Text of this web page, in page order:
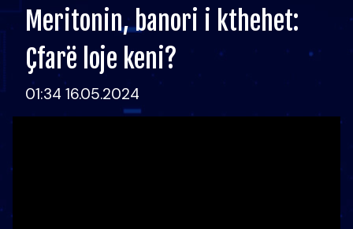
Meritonin, banori i kthehet:
Çfarë loje keni?
01:34 16.05.2024